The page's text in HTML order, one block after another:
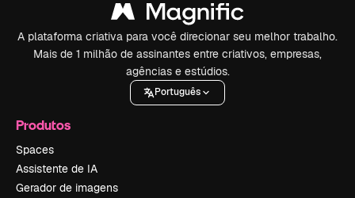
A plataforma criativa para você direcionar seu melhor trabalho.
Mais de 1 milhão de assinantes entre criativos, empresas,
agências e estúdios.
Português
Produtos
Spaces
Assistente de IA
Gerador de imagens